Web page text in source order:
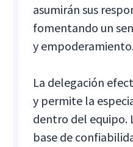
asumirán sus
fomentando un
y
La delegación
y permite la
dentro del equipo.
base de